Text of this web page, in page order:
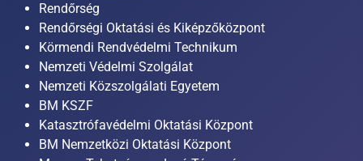
Rendőrség
Rendőrségi Oktatási és Kiképzőközpont
Körmendi Rendvédelmi Technikum
Nemzeti Védelmi Szolgálat
Nemzeti Közszolgálati Egyetem
BM KSZF
Katasztrófavédelmi Oktatási Központ
BM Nemzetközi Oktatási Központ